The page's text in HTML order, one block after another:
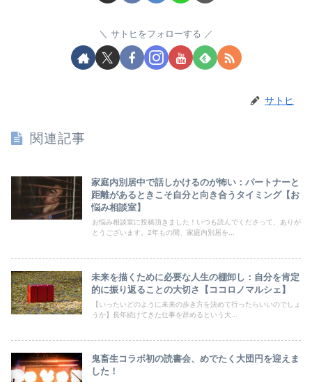
サトヒをフォローする
サトヒ
関連記事
家庭内別居中で話しかけるのが怖い：パートナーと
距離があるときこそ自分と向き合うタイミング【お
悩み相談室】
お悩み相談室に投稿頂きました！いつも読んでくださって、ありが
とうございます。2年もの間、家庭内別居を...
未来を描くために必要な人生の棚卸し：自分を肯定
的に振り返ることの大切さ【ココロノマルシェ】
【いったいどのように未来の歩き方を決めて行ったらいいのでしょ
うか】長年続けてきた仕事を辞めるという大...
鬼畜生コラボ初の読書会、めでたく大団円を迎えま
した！